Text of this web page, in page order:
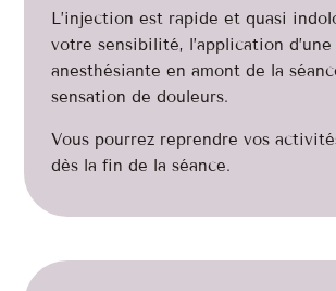
L’injection est rapide et quasi
votre sensibilité, l’application d’une
anesthésiante en amont de la
sensation de douleurs.
Vous pourrez reprendre vos
dès la fin de la séance.